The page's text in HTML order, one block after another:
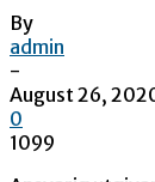
By
admin
-
August 26,
0
1099